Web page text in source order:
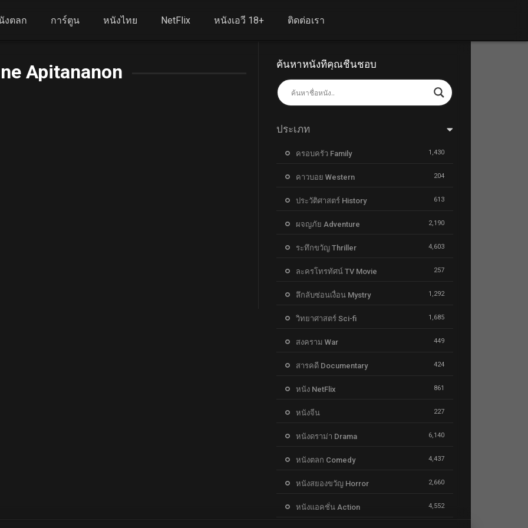
งตลก การ์ตูน หนังไทย NetFlix หนังเอวี 18+ ติดต่อเรา
Apitananon ค้นหาหนังที่คุณชื่นชอบ
ประเภท
ครอบครัว Family 1,430
คาวบอย Western 204
ประวัติศาสตร์ History 613
ผจญภัย Adventure 2,190
ระทึกขวัญ Thriller 4,603
ละครโทรทัศน์ TV Movie 257
ลึกลับซ่อนเงื่อน Mystry 1,292
วิทยาศาสตร์ Sci-fi 1,685
สงคราม War 449
สารคดี Documentary 424
หนัง NetFlix 861
หนังจีน 227
หนังดราม่า Drama 6,140
หนังตลก Comedy 4,437
หนังสยองขวัญ Horror 2,660
หนังแอคชั่น Action 4,552